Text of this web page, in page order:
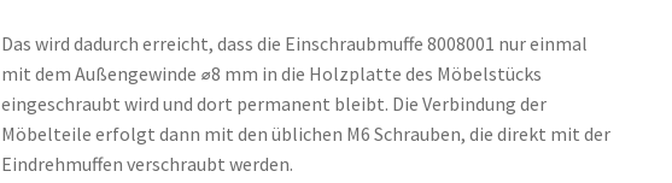
Das wird dadurch erreicht, dass die Einschraubmuffe 8008001 nur einmal
mit dem Außengewinde ⌀8 mm in die Holzplatte des Möbelstücks
eingeschraubt wird und dort permanent bleibt. Die Verbindung der
Möbelteile erfolgt dann mit den üblichen M6 Schrauben, die direkt mit der
Eindrehmuffen verschraubt werden.